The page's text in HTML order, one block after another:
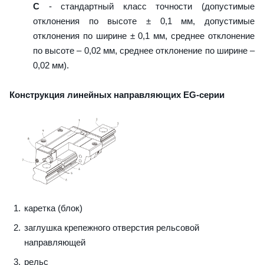
C - стандартный класс точности (допустимые
отклонения по высоте ± 0,1 мм, допустимые
отклонения по ширине ± 0,1 мм, среднее отклонение
по высоте – 0,02 мм, среднее отклонение по ширине –
0,02 мм).
Конструкция линейных направляющих EG-серии
каретка (блок)
заглушка крепежного отверстия рельсовой
направляющей
рельс